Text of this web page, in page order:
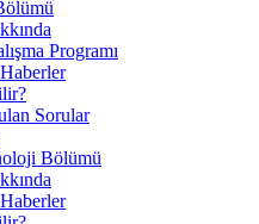
Programı
Sorular
Bölümü